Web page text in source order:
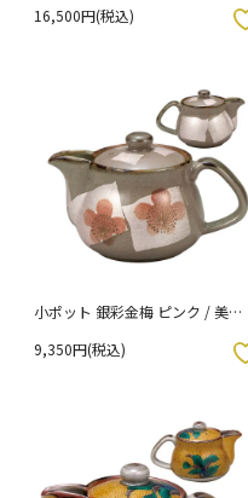
16,500円(税込)
小ポット 銀彩金梅 ピンク / 美山
9,350円(税込)